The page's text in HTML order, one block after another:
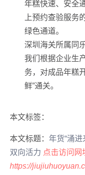
年糕快速、安全
上预约查验服务
绿色通道。
深圳海关所属同
我们根据企业生
务，对成品年糕
鲜”通关。
本文标签：
本文标题： 年货“涌进
双向活力 点击访问网
https://